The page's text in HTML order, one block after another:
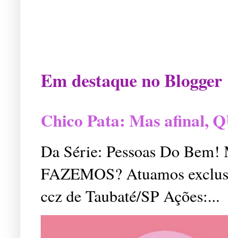
Em destaque no Blogger
Chico Pata: Mas afinal,
Da Série: Pessoas Do
FAZEMOS? Atuamos
ccz de Taubaté/SP Ações:...